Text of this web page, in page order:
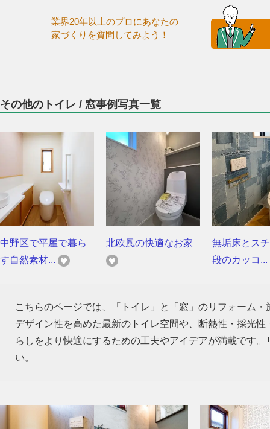
業界20年以上のプロにあなたの
家づくりを質問してみよう！
その他のトイレ / 窓事例写真一覧
中野区で平屋で暮ら
す自然素材...
北欧風の快適なお家
無垢床とス
段のカッコ...
こちらのページでは、「トイレ」と「窓」のリフォーム
デザイン性を高めた最新のトイレ空間や、断熱性・採光
らしをより快適にするための工夫やアイデアが満載です
い。